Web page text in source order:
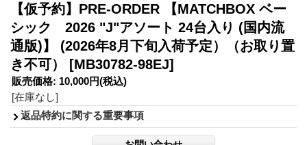
【仮予約】PRE-ORDER 【MATCHBOX ベー
シック 2026 "J"アソート 24台入り (国内流
通版)】 (2026年8月下旬入荷予定）（お取り置
き不可） [MB30782-98EJ]
販売価格: 10,000円(税込)
[在庫なし]
返品特約に関する重要事項